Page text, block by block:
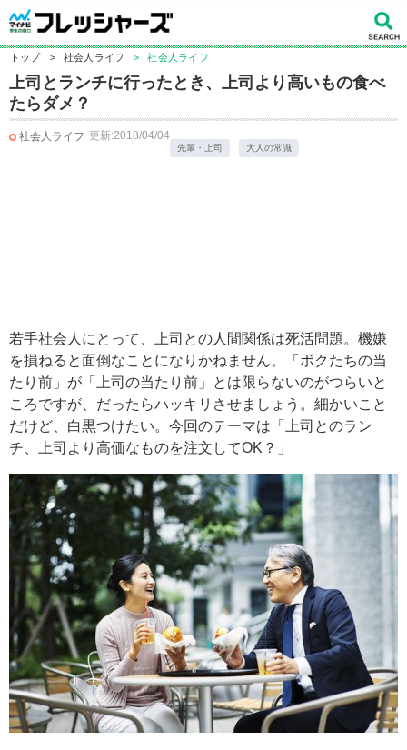
トップ > 社会人ライフ > 社会人ライフ
上司とランチに行ったとき、上司より高いもの食べ
たらダメ？
社会人ライフ 更新:2018/04/04
先輩・上司 大人の常識
若手社会人にとって、上司との人間関係は死活問題。機嫌
を損ねると面倒なことになりかねません。「ボクたちの当
たり前」が「上司の当たり前」とは限らないのがつらいと
ころですが、だったらハッキリさせましょう。細かいこと
だけど、白黒つけたい。今回のテーマは「上司とのラン
チ、上司より高価なものを注文してOK？」